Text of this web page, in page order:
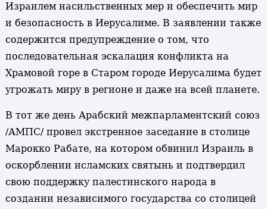
Израилем насильственных мер и обеспечить мир
и безопасность в Иерусалиме. В заявлении также
содержится предупреждение о том, что
последовательная эскалация конфликта на
Храмовой горе в Старом городе Иерусалима будет
угрожать миру в регионе и даже на всей планете.
В тот же день Арабский межпарламентский союз
/АМПС/ провел экстренное заседание в столице
Марокко Рабате, на котором обвинил Израиль в
оскорблении исламских святынь и подтвердил
свою поддержку палестинского народа в
создании независимого государства со столицей